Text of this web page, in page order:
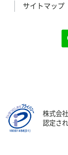
サイトマップ
株式会
認定さ